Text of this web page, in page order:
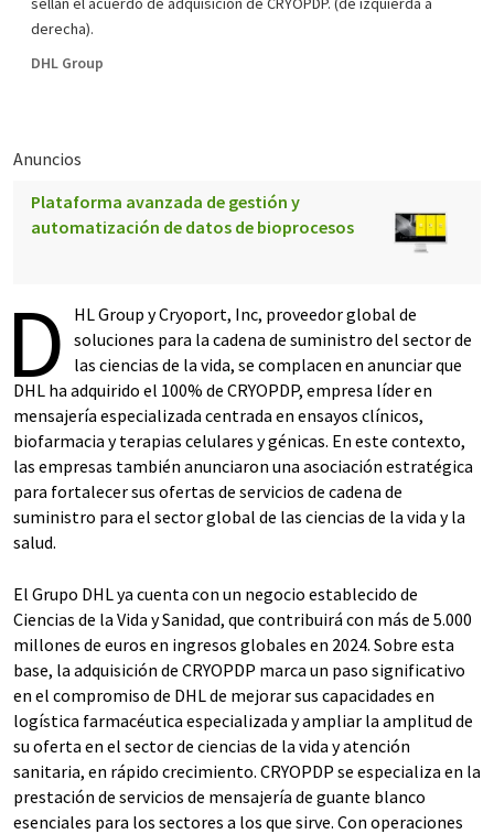
derecha).
DHL Group
Anuncios
Plataforma avanzada de gestión y
automatización de datos de bioprocesos
D
HL Group y Cryoport, Inc, proveedor global de
soluciones para la cadena de suministro del sector de
las ciencias de la vida, se complacen en anunciar que
DHL ha adquirido el 100% de CRYOPDP, empresa líder en
mensajería especializada centrada en ensayos clínicos,
biofarmacia y terapias celulares y génicas. En este contexto,
las empresas también anunciaron una asociación estratégica
para fortalecer sus ofertas de servicios de cadena de
suministro para el sector global de las ciencias de la vida y la
salud.
El Grupo DHL ya cuenta con un negocio establecido de
Ciencias de la Vida y Sanidad, que contribuirá con más de 5.000
millones de euros en ingresos globales en 2024. Sobre esta
base, la adquisición de CRYOPDP marca un paso significativo
en el compromiso de DHL de mejorar sus capacidades en
logística farmacéutica especializada y ampliar la amplitud de
su oferta en el sector de ciencias de la vida y atención
sanitaria, en rápido crecimiento. CRYOPDP se especializa en la
prestación de servicios de mensajería de guante blanco
esenciales para los sectores a los que sirve. Con operaciones